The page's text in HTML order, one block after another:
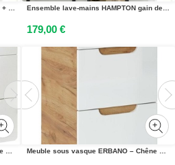
Meuble lave-mains SAO + robinet noir + miroir Ensemble lave-mains HAMPTON gain de place avec miroir tablette
179,00 €
Meuble sous vasque ERBANO – Chêne clair et blanc brillant – 60x59 cm – 2 tiroirs – À suspendre Meuble sous vasque ERBANO – Chêne clair et blanc brillant – 40x59 cm – 2 tiroirs – À suspendre